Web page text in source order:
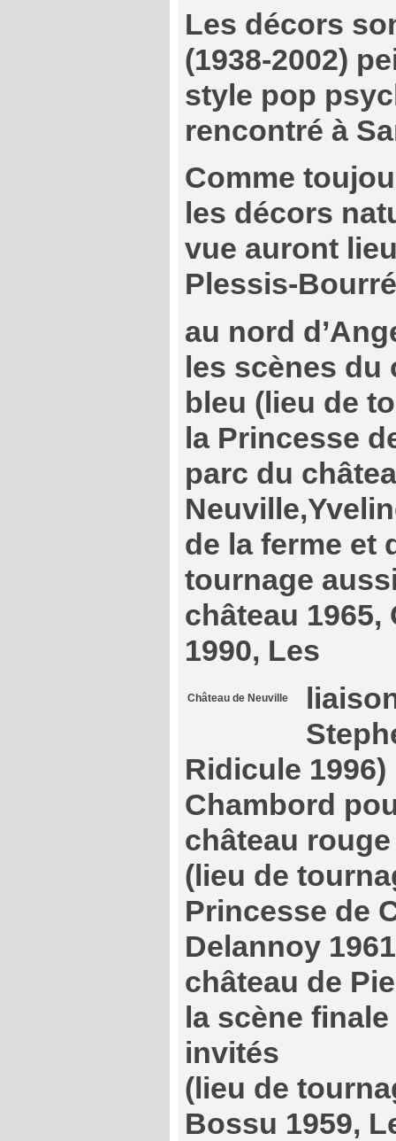
Les décors
(1938-2002)
style pop
rencontré à
Comme
les décors
vue auront
Plessis-Bourré
au nord
les scènes du
bleu (lieu de
la Princesse
parc du
de la ferme et
tournage
château 1965,
1990, Les
Château de Neuville
Ridicule
Chambord
château
(lieu de
Princesse de
Delannoy
château de
la scène
invités
(lieu de
Bossu 1959,